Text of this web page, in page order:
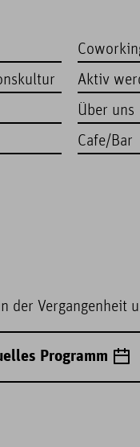
Aktiv
Über uns
Cafe/Bar
der Vergangenheit
Programm